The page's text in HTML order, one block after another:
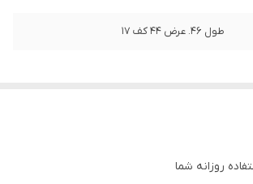
طول 46. عرض 44 کف 17
روزانه شما